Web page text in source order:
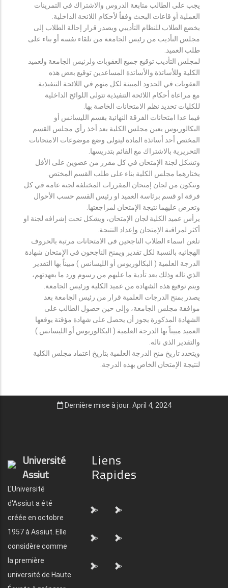
يجب على الطالب متابعة الدروس والاشتراك في التمرينات
العملية أو قاعات البحث وفقاً لأحكام اللائحة الداخلية.
يخضع الطلاب للنظام التأديبي ويصدر قرار إحالة الطلاب إلى
مجلس التأديب من رئيس الجامعة من تلقاء نفسه أو بناء على
طلب العميد.
لمجلس التأديب توقيع جميع العقوبات ولرئيس الجامعة ولعميد
الكلية وللأساتذة والأساتذة المساعدين توقيع بعض هذه
العقوبات في الحدود المبينة لكل منهم في اللائحة التنفيذية.
مع مراعاة أحكام اللائحة التنفيذية تتولى اللوائح الداخلية
للكليات تحديد نظم الامتحانات الخاصة بها.
فيما عدا امتحانات الفرقة النهائية بقسم الليسانس أو
البكالوريوس يعين مجلس الكلية بعد أخذ رأي مجلس القسم
المختص أحد أساتذة المادة ليتولى وضع موضوعات الامتحانات
التحريرية بالاشتراك مع القائم بتدريسها.
وتشكل لجنة الإمتحان في كل مقرر من عضوين على الأقل
يختارهما مجلس الكلية بناء على طلب القسم المختص.
وتتكون من لجان إمتحان المقررات المختلفة لجنة عامة في كل
فرقة او قسم برئاسة العميد او رئيس القسم حسب الأحوال
وتعرض عليهما نتيجة الإمتحان لمراجعتها.
يرأس عميد الكلية لجان الإمتحان، ويشكل تحت إشرافه لجنة او
أكثر لمراقبة الإمتحان وإعداد النتيجة.
تلعن اسماء الطلاب الناجحين فى الامتحانات مرتبة بالحروف
الهجائيه بالنسبة لكل تقدير ويمنح الناجحون في الإمتحان شهادة
الدرجة العلمية ( البكالوريوس أو الليسانس ) مبيناً بها التقدير
الذي ناله وذلك بعد تأدية ما عليهم من رسوم ورد ما بعهدتهم،
ويتم توقيع هذه الشهادة من عميد الكلية ورئيس الجامعة.
يصدر بمنح الدرجات العلمية قرار من رئيس الجامعة بعد
موافقة مجلس الجامعة، وإلى حين حصول الطالب على
الشهادة المذكورة يجوز أن يحصل على شهادة مؤقتة يوقعها
العميد مبيناً بها الدرجة العلمية ( البكالوريوس أو الليسانس )
والتقدير الذي ناله.
ويتحدد تاريخ منح الدرجة العلمية بتاريخ اعتماد مجلس الكلية
لنتيجة الإمتحان الخاص بهذه الدرجة.
Dernière mise à jour: April 4, 2024
Université
Assiut
L'Université
d'Assiut a été
créée en octobre
1957 à Assiut. Elle
considère comme
la première
université de Haute
Liens
Rapides
"> ">
"> ">
"> ">